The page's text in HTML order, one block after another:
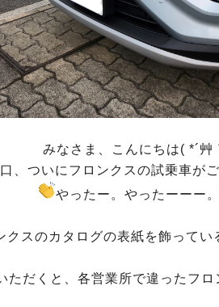
みなさま、こんにちは( *´艸
、ついにフロンクスの試乗車が
やったー。やったーーー。
クスのカタログの表紙を飾ってい
ただくと、各営業所で違ったフ